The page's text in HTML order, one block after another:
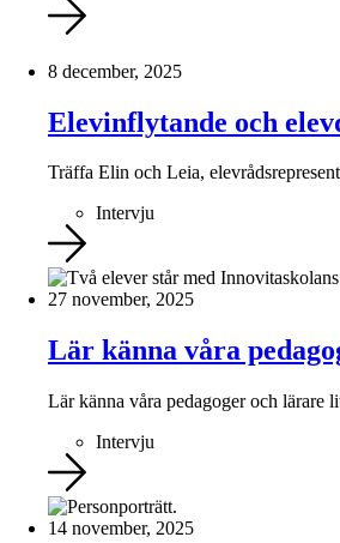
8 december, 2025
Elevinflytande och
Träffa Elin och Leia,
Intervju
27 november, 2025
Lär känna våra
Lär känna våra pedagoger och lärare
Intervju
14 november, 2025